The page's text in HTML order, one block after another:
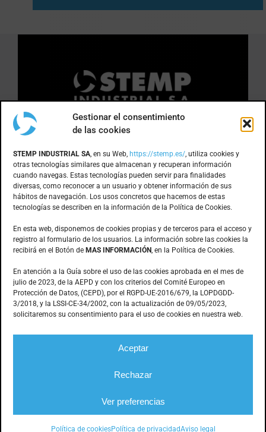
Gestionar el consentimiento
de las cookies
STEMP INDUSTRIAL SA, en su Web, https://stemp.es/, utiliza cookies y
otras tecnologías similares que almacenan y recuperan información
cuando navegas. Estas tecnologías pueden servir para finalidades
diversas, como reconocer a un usuario y obtener información de sus
hábitos de navegación. Los usos concretos que hacemos de estas
tecnologías se describen en la información de la Política de Cookies.
En esta web, disponemos de cookies propias y de terceros para el acceso y
registro al formulario de los usuarios. La información sobre las cookies la
recibirá en el Botón de MAS INFORMACIÓN, en la Política de Cookies.
En atención a la Guía sobre el uso de las cookies aprobada en el mes de
julio de 2023, de la AEPD y con los criterios del Comité Europeo en
Protección de Datos, (CEPD), por el RGPD-UE-2016/679, la LOPDGDD-
3/2018, y la LSSI-CE-34/2002, con la actualización de 09/05/2023,
solicitaremos su consentimiento para el uso de cookies en nuestra web.
Aceptar
Rechazar
Ver preferencias
Política de cookiesPolítica de privacidadAviso legal
Anoia, 1 nave 8 · Pol. Ind. Can Bernades
Subirà
08130 – Santa Perpètua de Mogoda
(Barcelona)
CONTACTO
935.603.166
stemp@stemp.es
Mecanización de piezas